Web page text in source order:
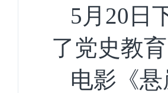
5 月 20 日
了党史教
电影 《